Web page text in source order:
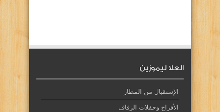
العلا ليموزين
الإستقبال من المطار
الأفراح وحفلات الزفاف